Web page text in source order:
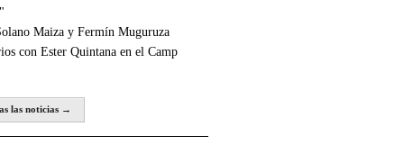
Maiza y Fermín Muguruza
con Ester Quintana en el Camp
las noticias →